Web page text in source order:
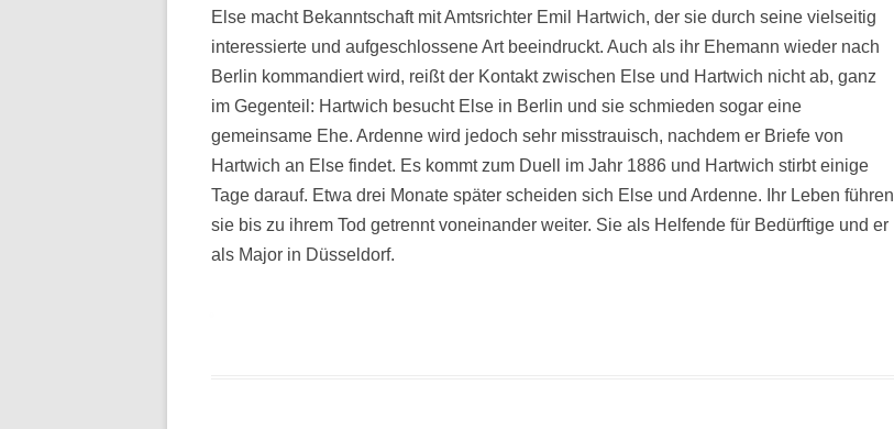
Else macht Bekanntschaft mit Amtsrichter Emil Hartwich, der sie durch seine vielseitig
interessierte und aufgeschlossene Art beeindruckt. Auch als ihr Ehemann wieder nach
Berlin kommandiert wird, reißt der Kontakt zwischen Else und Hartwich nicht ab, ganz
im Gegenteil: Hartwich besucht Else in Berlin und sie schmieden sogar eine
gemeinsame Ehe. Ardenne wird jedoch sehr misstrauisch, nachdem er Briefe von
Hartwich an Else findet. Es kommt zum Duell im Jahr 1886 und Hartwich stirbt einige
Tage darauf. Etwa drei Monate später scheiden sich Else und Ardenne. Ihr Leben führen
sie bis zu ihrem Tod getrennt voneinander weiter. Sie als Helfende für Bedürftige und er
als Major in Düsseldorf.